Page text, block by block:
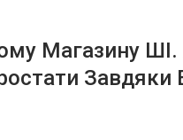
Магазину